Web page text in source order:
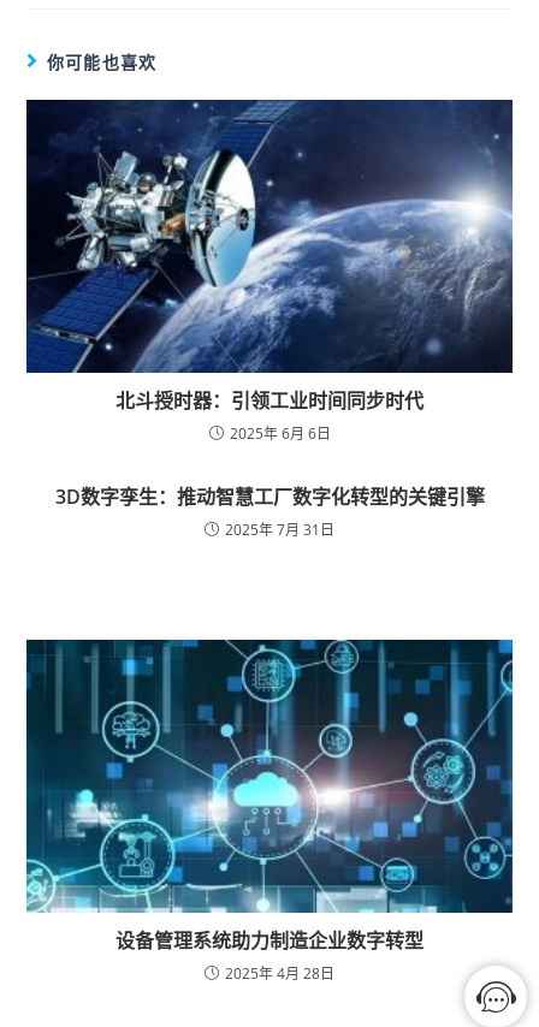
你可能也喜欢
北斗授时器：引领工业时间同步时代
2025年 6月 6日
3D数字孪生：推动智慧工厂数字化转型的关键引擎
2025年 7月 31日
设备管理系统助力制造企业数字转型
2025年 4月 28日